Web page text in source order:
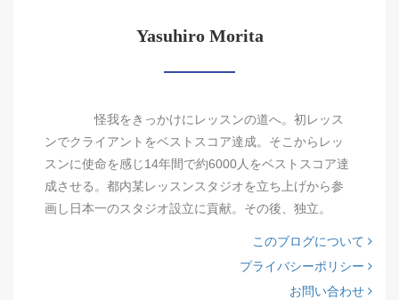
Yasuhiro Morita
怪我をきっかけにレッスンの道へ。初レッス
ンでクライアントをベストスコア達成。そこからレッ
スンに使命を感じ14年間で約6000人をベストスコア達
成させる。都内某レッスンスタジオを立ち上げから参
画し日本一のスタジオ設立に貢献。その後、独立。
このブログについて
プライバシーポリシー
お問い合わせ